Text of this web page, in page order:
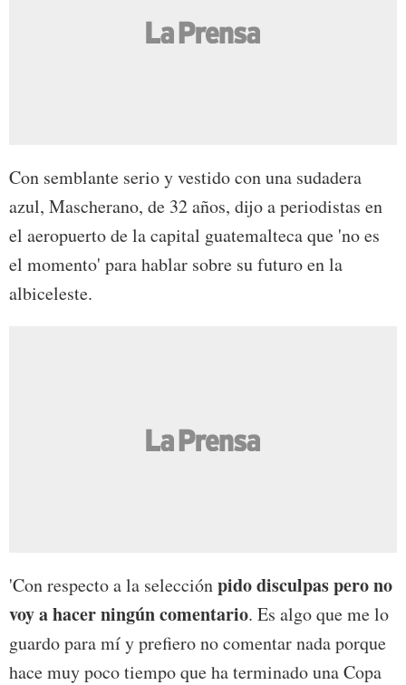
Con semblante serio y vestido con una sudadera
azul, Mascherano, de 32 años, dijo a periodistas en
el aeropuerto de la capital guatemalteca que 'no es
el momento' para hablar sobre su futuro en la
albiceleste.
'Con respecto a la selecciónpido disculpas pero no
voy a hacer ningún comentario. Es algo que me lo
guardo para mí y prefiero no comentar nada porque
hace muy poco tiempo que ha terminado una Copa